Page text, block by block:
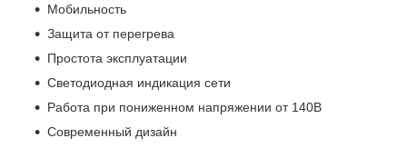
Мобильность
Защита от перегрева
Простота эксплуатации
Светодиодная индикация сети
Работа при пониженном напряжении от 140В
Современный дизайн